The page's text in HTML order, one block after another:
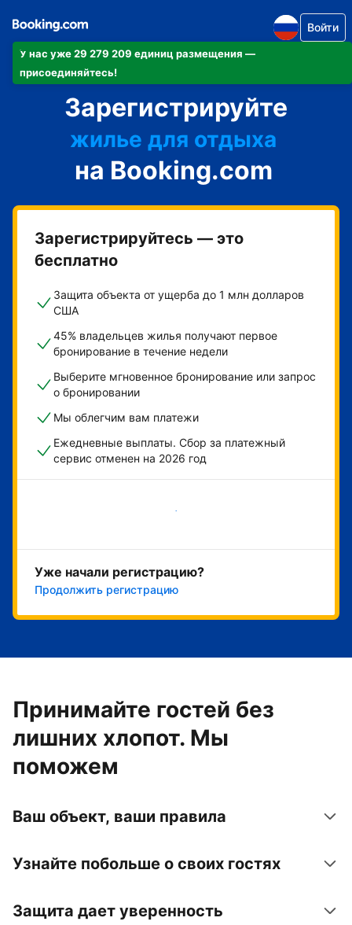
У нас уже 29 279 209 единиц размещения —
присоединяйтесь!
Войти
Зарегистрируйте
апартаменты/квартиру
отель
жилье для отдыха
гостевой дом
мини-отель
на Booking.com
Зарегистрируйтесь — это
бесплатно
Защита объекта от ущерба до 1 млн долларов
США
45% владельцев жилья получают первое
бронирование в течение недели
Выберите мгновенное бронирование или запрос
о бронировании
Мы облегчим вам платежи
Ежедневные выплаты. Сбор за платежный
сервис отменен на 2026 год
Начать
Уже начали регистрацию?
Продолжить регистрацию
Принимайте гостей без
лишних хлопот. Мы
поможем
Ваш объект, ваши правила
Узнайте побольше о своих гостях
Защита дает уверенность